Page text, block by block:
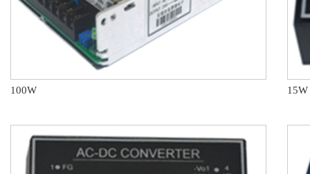
第八届配电自动化技术应用论坛于大连圆满落下帷
100W 15W